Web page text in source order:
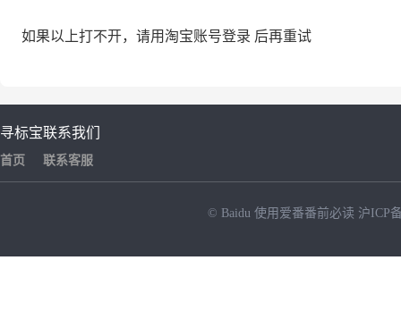
如果以上打不开，请用淘宝账号登录 后再重试
寻标宝
首页
联系我们
联系客服
© Baidu 使用爱番番前必读 沪ICP